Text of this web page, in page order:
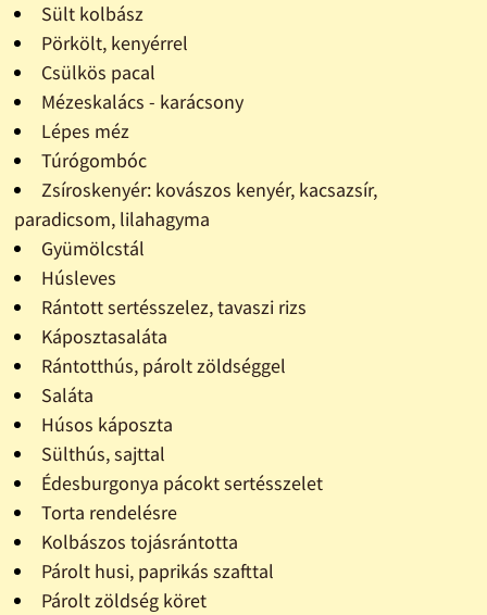
Sült kolbász
Pörkölt, kenyérrel
Csülkös pacal
Mézeskalács - karácsony
Lépes méz
Túrógombóc
Zsíroskenyér: kovászos kenyér, kacsazsír,
paradicsom, lilahagyma
Gyümölcstál
Húsleves
Rántott sertésszelez, tavaszi rizs
Káposztasaláta
Rántotthús, párolt zöldséggel
Saláta
Húsos káposzta
Sülthús, sajttal
Édesburgonya pácokt sertésszelet
Torta rendelésre
Kolbászos tojásrántotta
Párolt husi, paprikás szafttal
Párolt zöldség köret